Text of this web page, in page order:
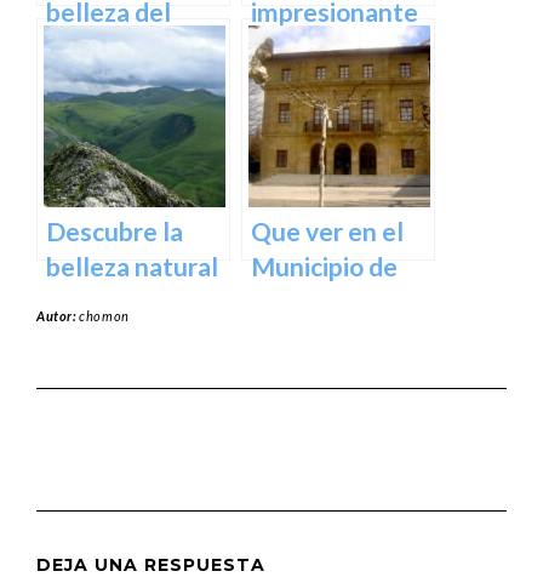
belleza del
Santuario de
Arantzazu en
Guipuzcoa –
Guía turística y
cultural
impresionante
arte natural del
Bosque de Oma
en Vizcaya
Descubre la
belleza natural
Que ver en el
Municipio de
Autor:chomon
DEJA UNA RESPUESTA